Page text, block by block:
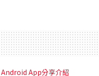
Android App分享介紹